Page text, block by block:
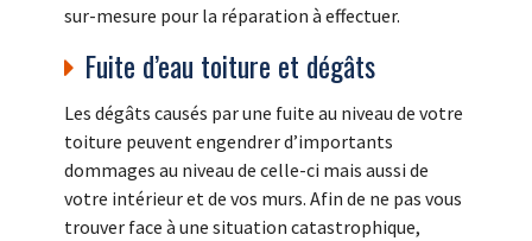
sur-mesure pour la réparation à effectuer.
Fuite d’eau toiture et dégâts
Les dégâts causés par une fuite au niveau de votre
toiture peuvent engendrer d’importants
dommages au niveau de celle-ci mais aussi de
votre intérieur et de vos murs. Afin de ne pas vous
trouver face à une situation catastrophique,